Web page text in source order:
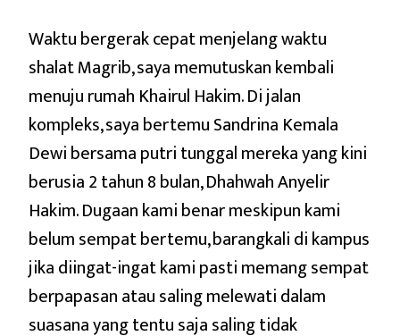
Waktu bergerak cepat menjelang waktu
shalat Magrib, saya memutuskan kembali
menuju rumah Khairul Hakim. Di jalan
kompleks, saya bertemu Sandrina Kemala
Dewi bersama putri tunggal mereka yang kini
berusia 2 tahun 8 bulan, Dhahwah Anyelir
Hakim. Dugaan kami benar meskipun kami
belum sempat bertemu, barangkali di kampus
jika diingat-ingat kami pasti memang sempat
berpapasan atau saling melewati dalam
suasana yang tentu saja saling tidak